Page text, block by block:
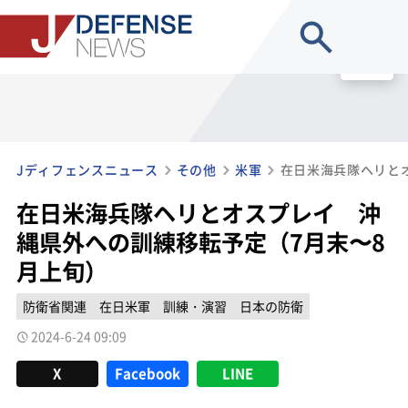
Jディフェンスニュース その他 米軍
在日米海兵隊ヘリとオスプレイ 沖
縄県外への訓練移転予定（7月末〜8
月上旬）
防衛省関連 在日米軍 訓練・演習
日本の防衛
2024-6-24 09:09
X Facebook LINE